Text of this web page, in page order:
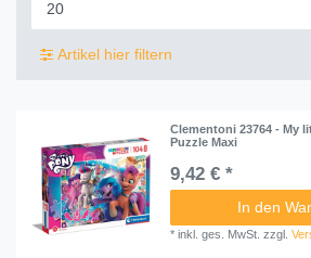
Artikel hier filtern
Clementoni 23764 - My
Puzzle Maxi
9,42 € *
In den
*inkl. ges. MwSt. zzgl.